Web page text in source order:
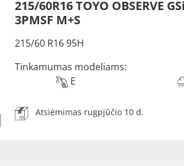
215/60R16 TOYO OBSERVE
3PMSF M+S
215/60 R16 95H
Tinkamumas modeliams:
E
Atsiėmimas rugpjūčio 10 d.